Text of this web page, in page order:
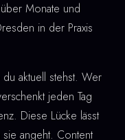
Monate und
in der Praxis
aktuell stehst. Wer
jeden Tag
Diese Lücke lässt
angeht. Content